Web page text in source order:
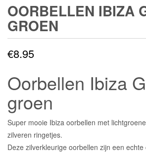
OORBELLEN IBIZA
GROEN
€8.95
Oorbellen Ibiza
groen
Super mooie Ibiza oorbellen met
zilveren ringetjes.
Deze zilverkleurige oorbellen zijn een echte